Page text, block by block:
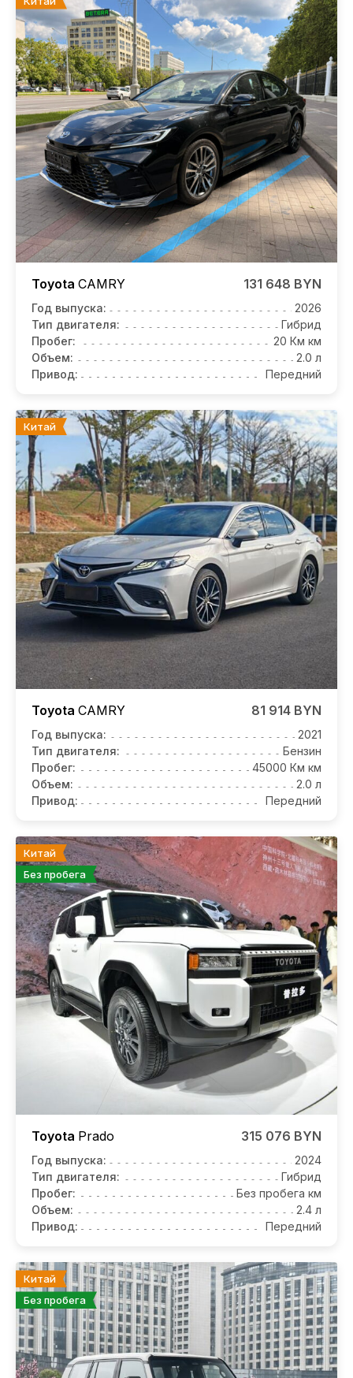
Toyota CAMRY 131 648 BYN
Год выпуска:
2026
Тип двигателя:
Гибрид
Пробег:
20 Км км
Объем:
2.0 л
Привод:
Передний
Китай
Toyota CAMRY 81 914 BYN
Год выпуска:
2021
Тип двигателя:
Бензин
Пробег:
45000 Км км
Объем:
2.0 л
Привод:
Передний
Китай
Без пробега
Toyota Prado 315 076 BYN
Год выпуска:
2024
Тип двигателя:
Гибрид
Пробег:
Без пробега км
Объем:
2.4 л
Привод:
Передний
Китай
Без пробега